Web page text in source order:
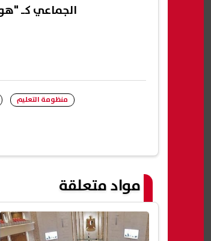
الجماعي كـ
منظومة التعليم
مواد متعلقة